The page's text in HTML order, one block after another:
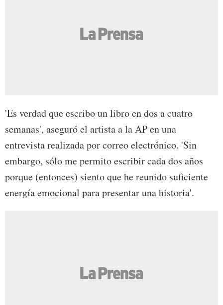
'Es verdad que escribo un libro en dos a cuatro
semanas', aseguró el artista a la AP en una
entrevista realizada por correo electrónico. 'Sin
embargo, sólo me permito escribir cada dos años
porque (entonces) siento que he reunido suficiente
energía emocional para presentar una historia'.